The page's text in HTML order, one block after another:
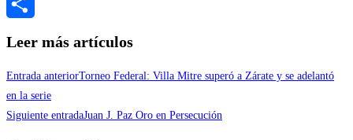
Messenger
Leer más artículos
Entrada anteriorTorneo Federal: Villa Mitre superó a Zárate y se adelantó
en la serie
Siguiente entradaJuan J. Paz Oro en Persecución